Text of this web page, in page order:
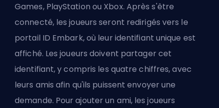
Games, PlayStation ou Xbox. Après s'être
connecté, les joueurs seront redirigés vers le
portail ID Embark, où leur identifiant unique est
affiché. Les joueurs doivent partager cet
identifiant, y compris les quatre chiffres, avec
leurs amis afin qu'ils puissent envoyer une
demande. Pour ajouter un ami, les joueurs